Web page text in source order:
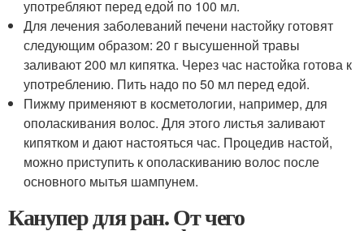
употребляют перед едой по 100 мл.
Для лечения заболеваний печени настойку готовят
следующим образом: 20 г высушенной травы
заливают 200 мл кипятка. Через час настойка готова к
употреблению. Пить надо по 50 мл перед едой.
Пижму применяют в косметологии, например, для
ополаскивания волос. Для этого листья заливают
кипятком и дают настояться час. Процедив настой,
можно приступить к ополаскиванию волос после
основного мытья шампунем.
Канупер для ран. От чего